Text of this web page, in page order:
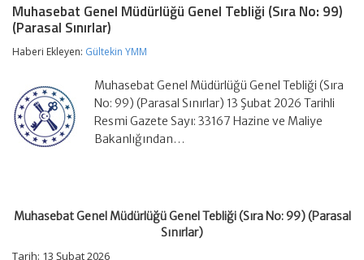
Müdürlüğü
Genel
(Sıra
(Parasal
Sınırlar)
için
Muhasebat Genel Müdürlüğü Genel Tebliği (Sıra No: 99)
(Parasal Sınırlar)
Haberi Ekleyen: Gültekin YMM
Muhasebat Genel Müdürlüğü Genel Tebliği (Sıra
No: 99) (Parasal Sınırlar) 13 Şubat 2026 Tarihli
Resmi Gazete Sayı: 33167 Hazine ve Maliye
Bakanlığından…
Muhasebat Genel Müdürlüğü Genel Tebliği (Sıra No: 99) (Parasal
Sınırlar)
Tarih: 13 Şubat 2026